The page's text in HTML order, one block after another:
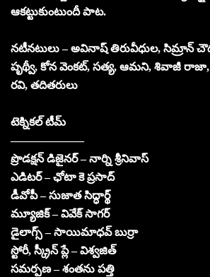
ఆకట్టుకుంటుందీ పాట.
నటీనటులు – అవినాష్ తిరువీధుల, సిమ్రాన్
పృథ్వీ, కోన వెంకట్, సత్య, ఆమని, శివాజీ రాజా,
రవి, తదితరులు
టెక్నికల్ టీమ్
——————–
ప్రొడక్షన్ డిజైనర్ – నార్ని శ్రీనివాస్
ఎడిటర్ – ఛోటా కె ప్రసాద్
డీవోపీ – సుజాత సిద్ధార్థ్
మ్యూజిక్ – వివేక్ సాగర్
డైలాగ్స్ – సాయిమాధవ్ బుర్రా
స్టోరీ, స్క్రీన్ ప్లే – విశ్వజిత్
సమర్పణ – శంతను పత్తి